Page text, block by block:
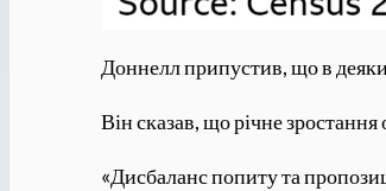
Доннелл припустив, що в
Він сказав, що річне
«Дисбаланс попиту та